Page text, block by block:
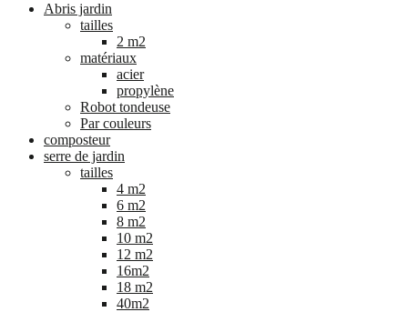
Abris jardin
tailles
2 m2
matériaux
acier
propylène
Robot tondeuse
Par couleurs
composteur
serre de jardin
tailles
4 m2
6 m2
8 m2
10 m2
12 m2
16m2
18 m2
40m2